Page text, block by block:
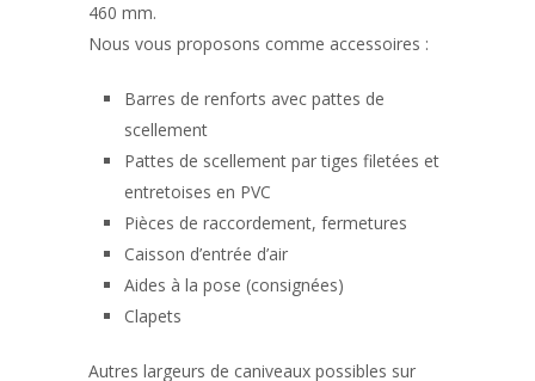
460 mm.
Nous vous proposons comme accessoires :
Barres de renforts avec pattes de
scellement
Pattes de scellement par tiges filetées et
entretoises en PVC
Pièces de raccordement, fermetures
Caisson d’entrée d’air
Aides à la pose (consignées)
Clapets
Autres largeurs de caniveaux possibles sur